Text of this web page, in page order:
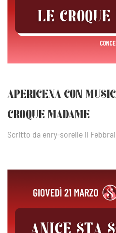
APERICENA CON
CROQUE MADAME
Scritto da enry-sorelle il